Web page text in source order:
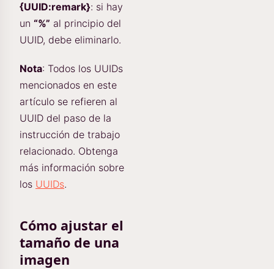
{UUID:remark}: si hay
un “%” al principio del
UUID, debe eliminarlo.
Nota: Todos los UUIDs
mencionados en este
artículo se refieren al
UUID del paso de la
instrucción de trabajo
relacionado. Obtenga
más información sobre
los UUIDs.
Cómo ajustar el
tamaño de una
imagen